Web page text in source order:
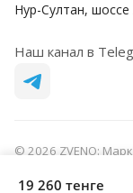
19 260 тенге
Нур-Султан,
Наш канал в
© 2026 ZVENO:
Конфиденциальность